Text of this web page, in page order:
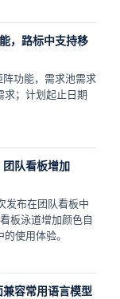
，路标中支持移
功能，需求池需求
；计划起止日期
队看板增加
发布在团队看板中
板泳道增加颜色自
使用体验。
兼容常用语言模型